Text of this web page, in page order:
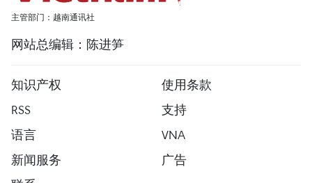
主管部门：越南通讯社
网站总编辑：陈进笋
知识产权
使用条款
RSS
支持
语言
VNA
新闻服务
广告